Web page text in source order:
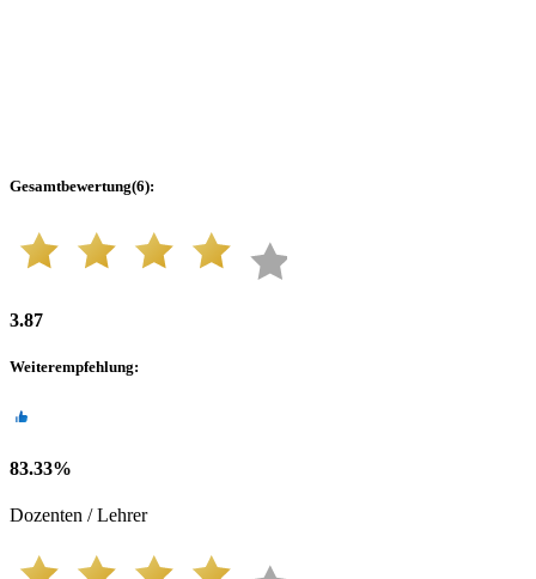
Gesamtbewertung(6):
3.87
Weiterempfehlung:
83.33%
Dozenten / Lehrer